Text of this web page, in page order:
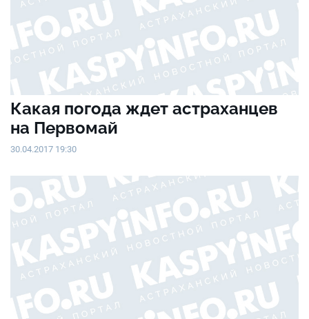
Какая погода ждет астраханцев
на Первомай
30.04.2017 19:30